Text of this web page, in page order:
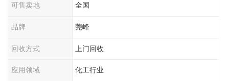
可售卖地 全国
品牌 莞峰
回收方式 上门回收
应用领域 化工行业